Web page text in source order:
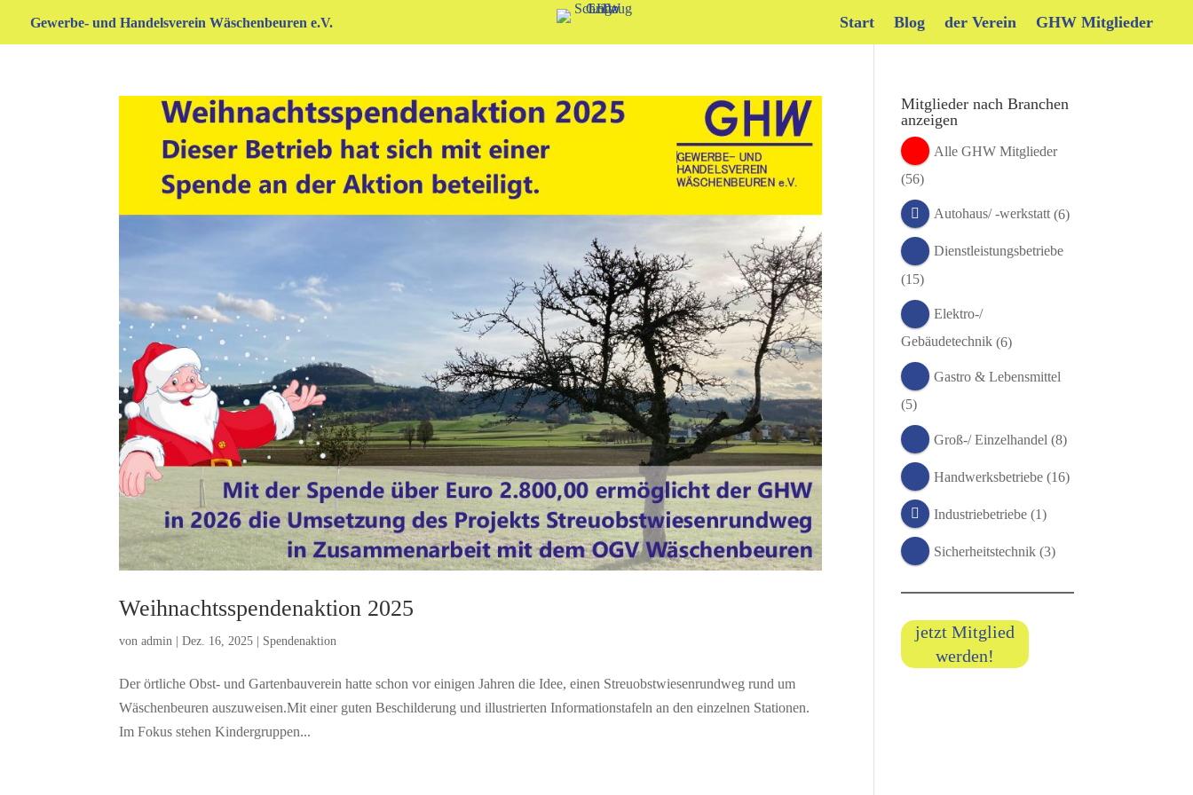
Gewerbe- und Handelsverein Wäschenbeuren e.V. Start Blog der Verein GHW Mitglieder
Weihnachtsspendenaktion 2025
vonadmin |Dez. 16, 2025 Spendenaktion
Der örtliche Obst- und Gartenbauverein hatte schon vor einigen Jahren die Idee, einen Streuobstwiesenrundweg rund um
Wäschenbeuren auszuweisen.Mit einer guten Beschilderung und illustrierten Informationstafeln an den einzelnen Stationen.
Im Fokus stehen Kindergruppen...
Mitglieder nach Branchen
anzeigen
Alle GHW Mitglieder
(56)
Autohaus/ -werkstatt (6)
Dienstleistungsbetriebe
(15)
Elektro-/
Gebäudetechnik (6)
Gastro & Lebensmittel
(5)
Groß-/ Einzelhandel (8)
Handwerksbetriebe (16)
Industriebetriebe (1)
Sicherheitstechnik (3)
jetzt Mitglied
werden!